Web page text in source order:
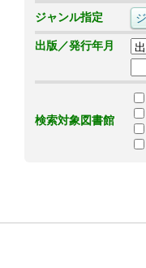
ジャンル指定
出版／発行年月
検索対象図書館